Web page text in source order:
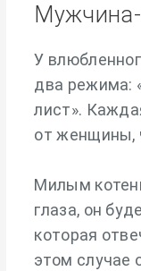
У
два режима:
лист».
от женщины,
Милым
глаза, он
которая
этом случае